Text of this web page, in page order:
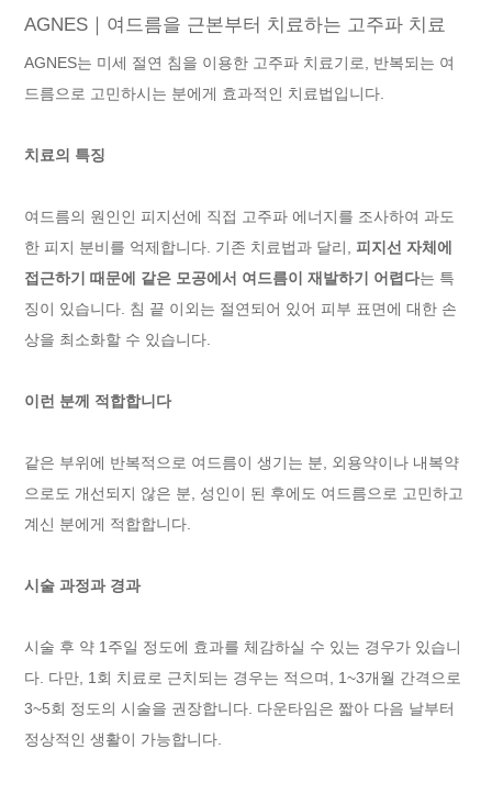
AGNES｜여드름을 근본부터 치료하는 고주파 치료
AGNES는 미세 절연 침을 이용한 고주파 치료기로, 반복되는 여
드름으로 고민하시는 분에게 효과적인 치료법입니다.
치료의 특징
여드름의 원인인 피지선에 직접 고주파 에너지를 조사하여 과도
한 피지 분비를 억제합니다. 기존 치료법과 달리, 피지선 자체에
접근하기 때문에 같은 모공에서 여드름이 재발하기 어렵다는 특
징이 있습니다. 침 끝 이외는 절연되어 있어 피부 표면에 대한 손
상을 최소화할 수 있습니다.
이런 분께 적합합니다
같은 부위에 반복적으로 여드름이 생기는 분, 외용약이나 내복약
으로도 개선되지 않은 분, 성인이 된 후에도 여드름으로 고민하고
계신 분에게 적합합니다.
시술 과정과 경과
시술 후 약 1주일 정도에 효과를 체감하실 수 있는 경우가 있습니
다. 다만, 1회 치료로 근치되는 경우는 적으며, 1~3개월 간격으로
3~5회 정도의 시술을 권장합니다. 다운타임은 짧아 다음 날부터
정상적인 생활이 가능합니다.